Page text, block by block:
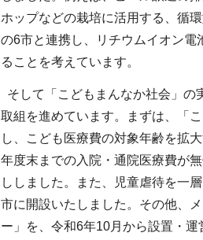
ホップなどの栽培に活用する、循
の6市と連携し、リチウムイオン
ることを考えています。
そして「こどもまんなか社会」の
取組を進めています。まずは、「
し、こども医療費の対象年齢を拡
年度末までの入院・通院医療費が
ししました。また、児童虐待を一
市に開設いたしました。その他、
ー」を、令和6年10月から設置・